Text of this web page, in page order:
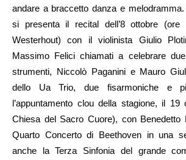
andare a braccetto danza e
si presenta il recital dell’8 ottobre (ore
Westerhout) con il violinista Giulio
Massimo Felici chiamati a celebrare
strumenti, Niccolò Paganini e Mauro
dello Ua Trio, due fisarmoniche e
l’appuntamento clou della stagione, il 19
Chiesa del Sacro Cuore), con Benedetto
Quarto Concerto di Beethoven in una
anche la Terza Sinfonia del grande